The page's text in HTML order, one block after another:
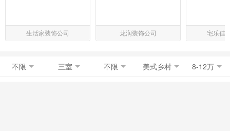
生活家装饰公司 龙润装饰公司 宅乐佳
不限 三室 不限 美式乡村 8-12万